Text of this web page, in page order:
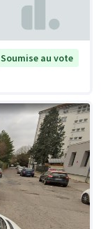
Soumise au vote